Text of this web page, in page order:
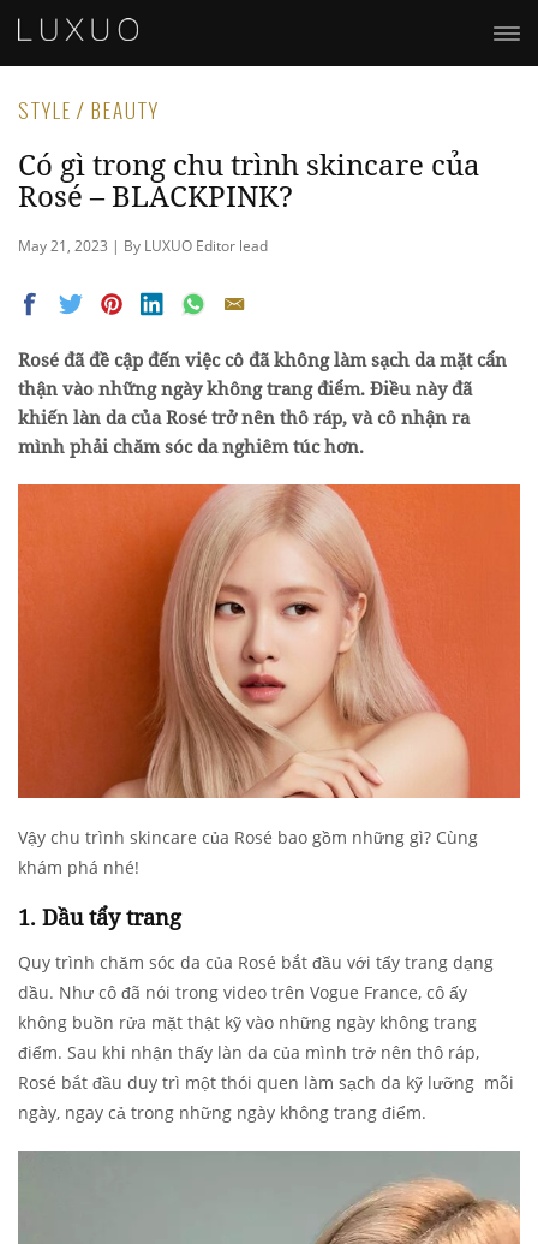
STYLE / BEAUTY
Có gì trong chu trình skincare của
Rosé – BLACKPINK?
May 21, 2023 | By LUXUO Editor lead
Rosé đã đề cập đến việc cô đã không làm sạch da mặt cẩn
thận vào những ngày không trang điểm. Điều này đã
khiến làn da của Rosé trở nên thô ráp, và cô nhận ra
mình phải chăm sóc da nghiêm túc hơn.
Vậy chu trình skincare của Rosé bao gồm những gì? Cùng
khám phá nhé!
1. Dầu tẩy trang
Quy trình chăm sóc da của Rosé bắt đầu với tẩy trang dạng
dầu. Như cô đã nói trong video trên Vogue France, cô ấy
không buồn rửa mặt thật kỹ vào những ngày không trang
điểm. Sau khi nhận thấy làn da của mình trở nên thô ráp,
Rosé bắt đầu duy trì một thói quen làm sạch da kỹ lưỡng mỗi
ngày, ngay cả trong những ngày không trang điểm.